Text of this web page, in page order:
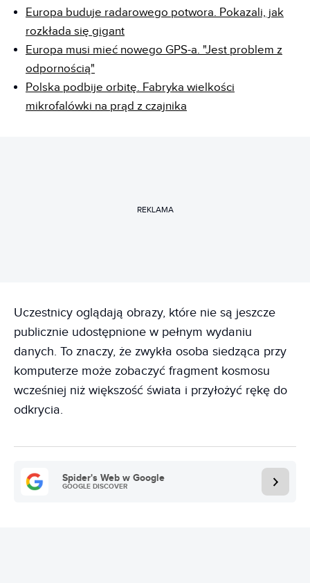
Europa buduje radarowego potwora. Pokazali, jak
rozkłada się gigant
Europa musi mieć nowego GPS-a. "Jest problem z
odpornością"
Polska podbije orbitę. Fabryka wielkości
mikrofalówki na prąd z czajnika
REKLAMA
Uczestnicy oglądają obrazy, które nie są jeszcze
publicznie udostępnione w pełnym wydaniu
danych. To znaczy, że zwykła osoba siedząca przy
komputerze może zobaczyć fragment kosmosu
wcześniej niż większość świata i przyłożyć rękę do
odkrycia.
Spider's Web w Google
GOOGLE DISCOVER